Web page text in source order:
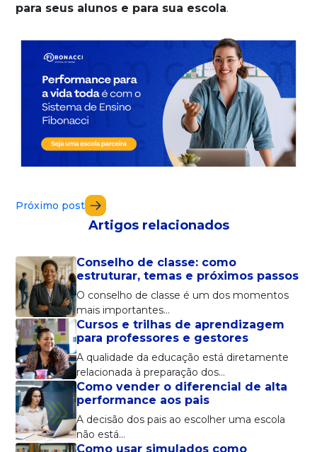
para seus alunos e para sua escola.
Próximo post
Artigos relacionados
Conselho de classe: como
estruturar, temas e próximos passos
O conselho de classe é um dos momentos
mais importantes…
Cursos e trilhas de aprendizagem
para professores e gestores
A qualidade da educação está diretamente
relacionada à preparação dos…
Como vender o diferencial de alta
performance aos pais
A decisão dos pais ao escolher uma escola
não está…
Como usar simulados como